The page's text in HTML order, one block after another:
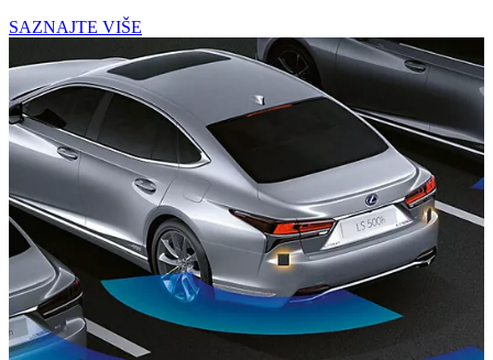
SAZNAJTE VIŠE